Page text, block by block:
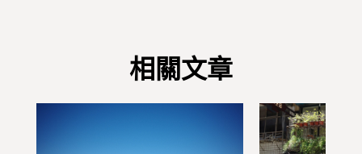
相關文章